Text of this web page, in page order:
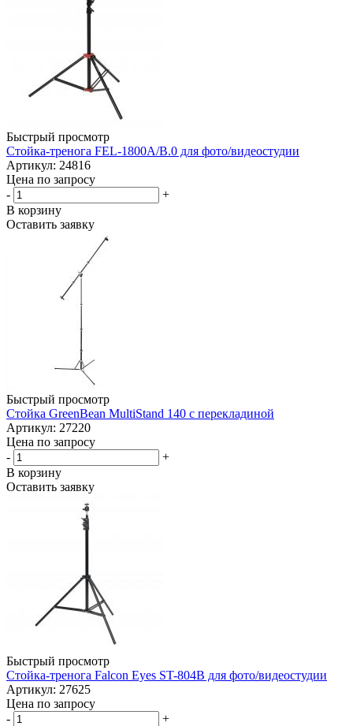
Быстрый просмотр
Стойка-тренога FEL-1800A/B.0 для фото/видеостудии
Артикул: 24816
Цена по запросу
-
+
В корзину
Оставить заявку
Быстрый просмотр
Стойка GreenBean MultiStand 140 с перекладиной
Артикул: 27220
Цена по запросу
-
+
В корзину
Оставить заявку
Быстрый просмотр
Стойка-тренога Falcon Eyes ST-804B для фото/видеостудии
Артикул: 27625
Цена по запросу
-
+